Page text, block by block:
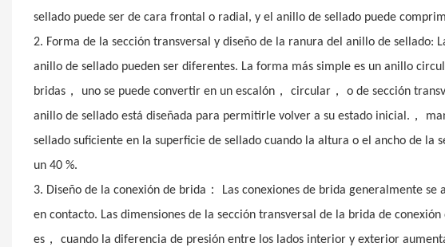
sellado puede ser de cara frontal o radial, y el anillo de sellado puede
2. Forma de la sección transversal y diseño de la ranura del anillo de sellado:
anillo de sellado pueden ser diferentes. La forma más simple es un anillo
bridas， uno se puede convertir en un escalón， circular， o de sección
anillo de sellado está diseñada para permitirle volver a su estado inicial. ，
sellado suficiente en la superficie de sellado cuando la altura o el ancho de la
un 40 %.
3. Diseño de la conexión de brida ：
Las conexiones de brida generalmente
en contacto. Las dimensiones de la sección transversal de la brida de
es， cuando la diferencia de presión entre los lados interior y exterior